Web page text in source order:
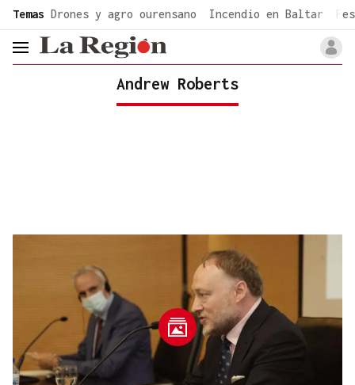
Temas Drones y agro ourensano Incendio en Baltar
header.menu.open
Andrew Roberts